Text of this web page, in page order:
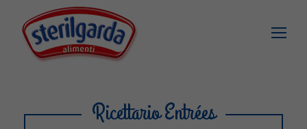
Ricettario Entrées